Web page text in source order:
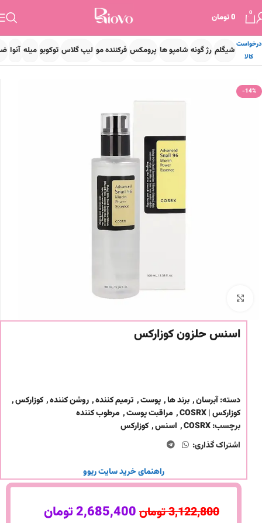
0
0تومان
درخواست
کالا
شیگلم رژ گونه شامپو ها پرومکس فرکننده مو لیپ گلاس توکوبو میله آنوا
خانه
-14%
اسنس حلزون کوزارکس
دسته:آبرسان, برند ها, پوست, ترمیم کننده, روشن کننده, کوزارکس,
کوزارکس | COSRX
, مراقبت پوست, مرطوب کننده
برچسب:COSRX
, اسنس, کوزارکس
اشتراک گذاری:
راهنمای خرید سایت ریوو
3,122,800تومان 2,685,400تومان